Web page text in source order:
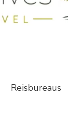
Reisbureaus